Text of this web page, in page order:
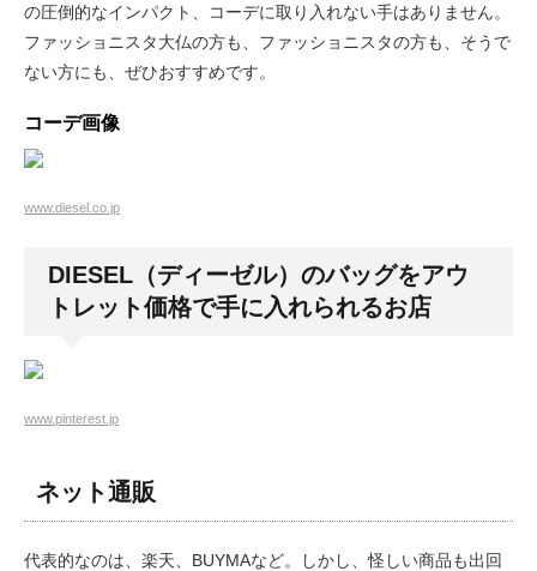
の圧倒的なインパクト、コーデに取り入れない手はありません。
ファッショニスタ大仏の方も、ファッショニスタの方も、そうで
ない方にも、ぜひおすすめです。
コーデ画像
www.diesel.co.jp
DIESEL（ディーゼル）のバッグをアウ
トレット価格で手に入れられるお店
www.pinterest.jp
ネット通販
代表的なのは、楽天、BUYMAなど。しかし、怪しい商品も出回